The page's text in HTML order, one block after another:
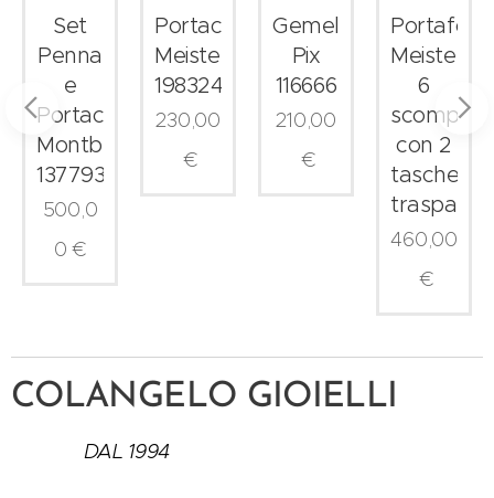
Set
Penna
e
Portacrate
Montblanc
137793
500,0
0 €
Portacarte
Meisterstück
198324
230,00
€
Gemelli
Pix
116666
210,00
€
6
scomparti
con 2
tasche
460,00
€
COLANGELO GIOIELLI
DAL 1994